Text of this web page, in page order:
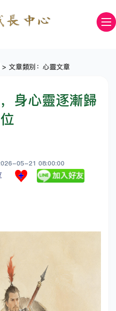
文章類別：心靈文章
身心靈逐漸歸
位
05-21 08:00:00